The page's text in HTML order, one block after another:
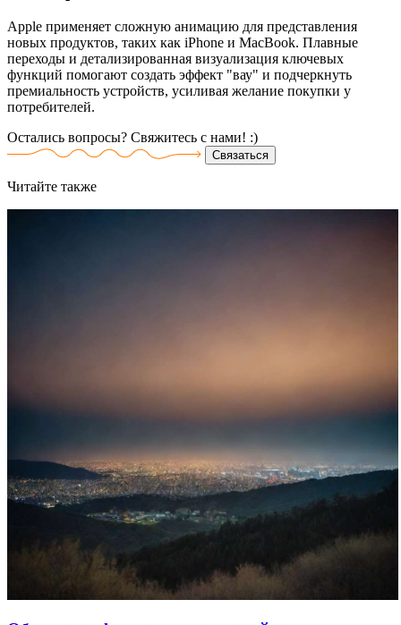
Apple применяет сложную анимацию для представления
новых продуктов, таких как iPhone и MacBook. Плавные
переходы и детализированная визуализация ключевых
функций помогают создать эффект "вау" и подчеркнуть
премиальность устройств, усиливая желание покупки у
потребителей.
Остались вопросы? Свяжитесь с нами! :)
Связаться
Читайте также